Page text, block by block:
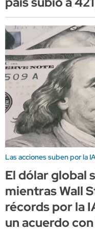
Las acciones suben por la
El dólar global
mientras Wall
récords por la
un acuerdo